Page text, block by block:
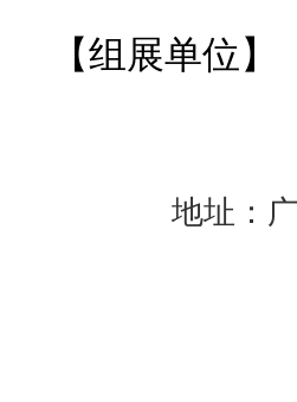
【组展单位】
地址：